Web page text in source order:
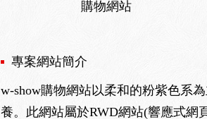
購物網站
專案網站簡介
w-show購物網站以柔和的粉紫色系
養。此網站屬於RWD網站(響應式網